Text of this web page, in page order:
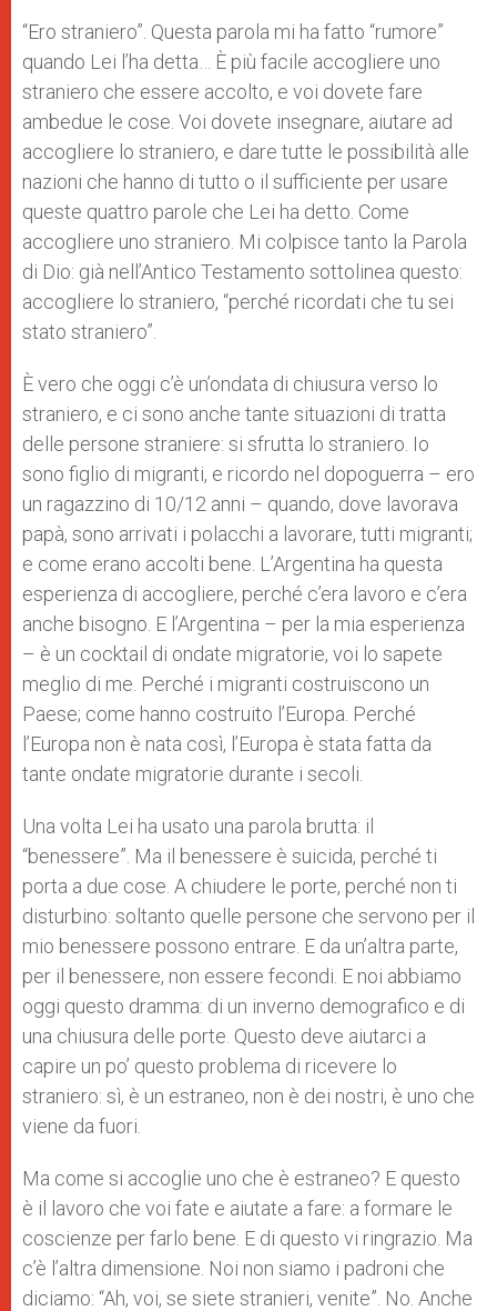
“Ero straniero”. Questa parola mi ha fatto “rumore”
quando Lei l’ha detta… È più facile accogliere uno
straniero che essere accolto, e voi dovete fare
ambedue le cose. Voi dovete insegnare, aiutare ad
accogliere lo straniero, e dare tutte le possibilità alle
nazioni che hanno di tutto o il sufficiente per usare
queste quattro parole che Lei ha detto. Come
accogliere uno straniero. Mi colpisce tanto la Parola
di Dio: già nell’Antico Testamento sottolinea questo:
accogliere lo straniero, “perché ricordati che tu sei
stato straniero”.
È vero che oggi c’è un’ondata di chiusura verso lo
straniero, e ci sono anche tante situazioni di tratta
delle persone straniere: si sfrutta lo straniero. Io
sono figlio di migranti, e ricordo nel dopoguerra – ero
un ragazzino di 10/12 anni – quando, dove lavorava
papà, sono arrivati i polacchi a lavorare, tutti migranti;
e come erano accolti bene. L’Argentina ha questa
esperienza di accogliere, perché c’era lavoro e c’era
anche bisogno. E l’Argentina – per la mia esperienza
– è un cocktail di ondate migratorie, voi lo sapete
meglio di me. Perché i migranti costruiscono un
Paese; come hanno costruito l’Europa. Perché
l’Europa non è nata così, l’Europa è stata fatta da
tante ondate migratorie durante i secoli.
Una volta Lei ha usato una parola brutta: il
“benessere”. Ma il benessere è suicida, perché ti
porta a due cose. A chiudere le porte, perché non ti
disturbino: soltanto quelle persone che servono per il
mio benessere possono entrare. E da un’altra parte,
per il benessere, non essere fecondi. E noi abbiamo
oggi questo dramma: di un inverno demografico e di
una chiusura delle porte. Questo deve aiutarci a
capire un po’ questo problema di ricevere lo
straniero: sì, è un estraneo, non è dei nostri, è uno che
viene da fuori.
Ma come si accoglie uno che è estraneo? E questo
è il lavoro che voi fate e aiutate a fare: a formare le
coscienze per farlo bene. E di questo vi ringrazio. Ma
c’è l’altra dimensione. Noi non siamo i padroni che
diciamo: “Ah, voi, se siete stranieri, venite”. No. Anche